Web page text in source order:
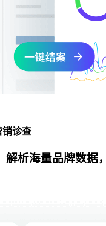
销诊查
解析海量品牌数据